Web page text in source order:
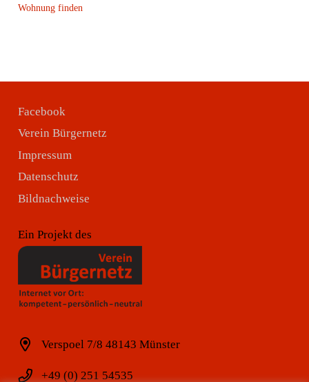
Wohnung finden
Facebook
Verein Bürgernetz
Impressum
Datenschutz
Bildnachweise
Ein Projekt des
Verspoel 7/8 48143 Münster
+49 (0) 251 54535